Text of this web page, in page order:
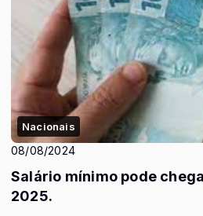
Nacionais
08/08/2024
Salário mínimo pode
2025.